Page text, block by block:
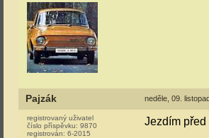
Pajzák neděle, 09.
registrovaný uživatel
číslo příspěvku: 9870
registrován: 6-2015
Jezdím